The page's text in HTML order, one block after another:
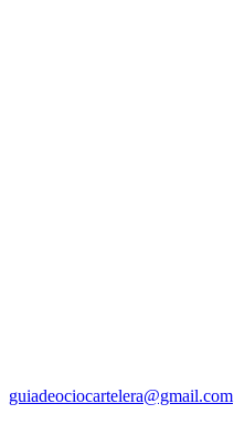
guiadeociocartelera@gmail.com